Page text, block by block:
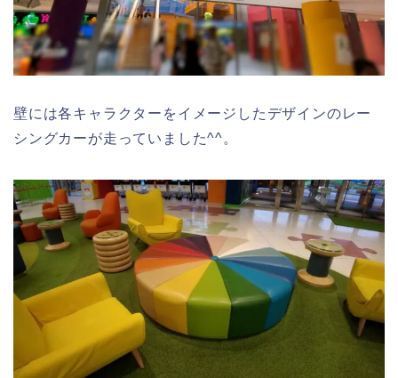
壁には各キャラクターをイメージしたデザインのレー
シングカーが走っていました^^。